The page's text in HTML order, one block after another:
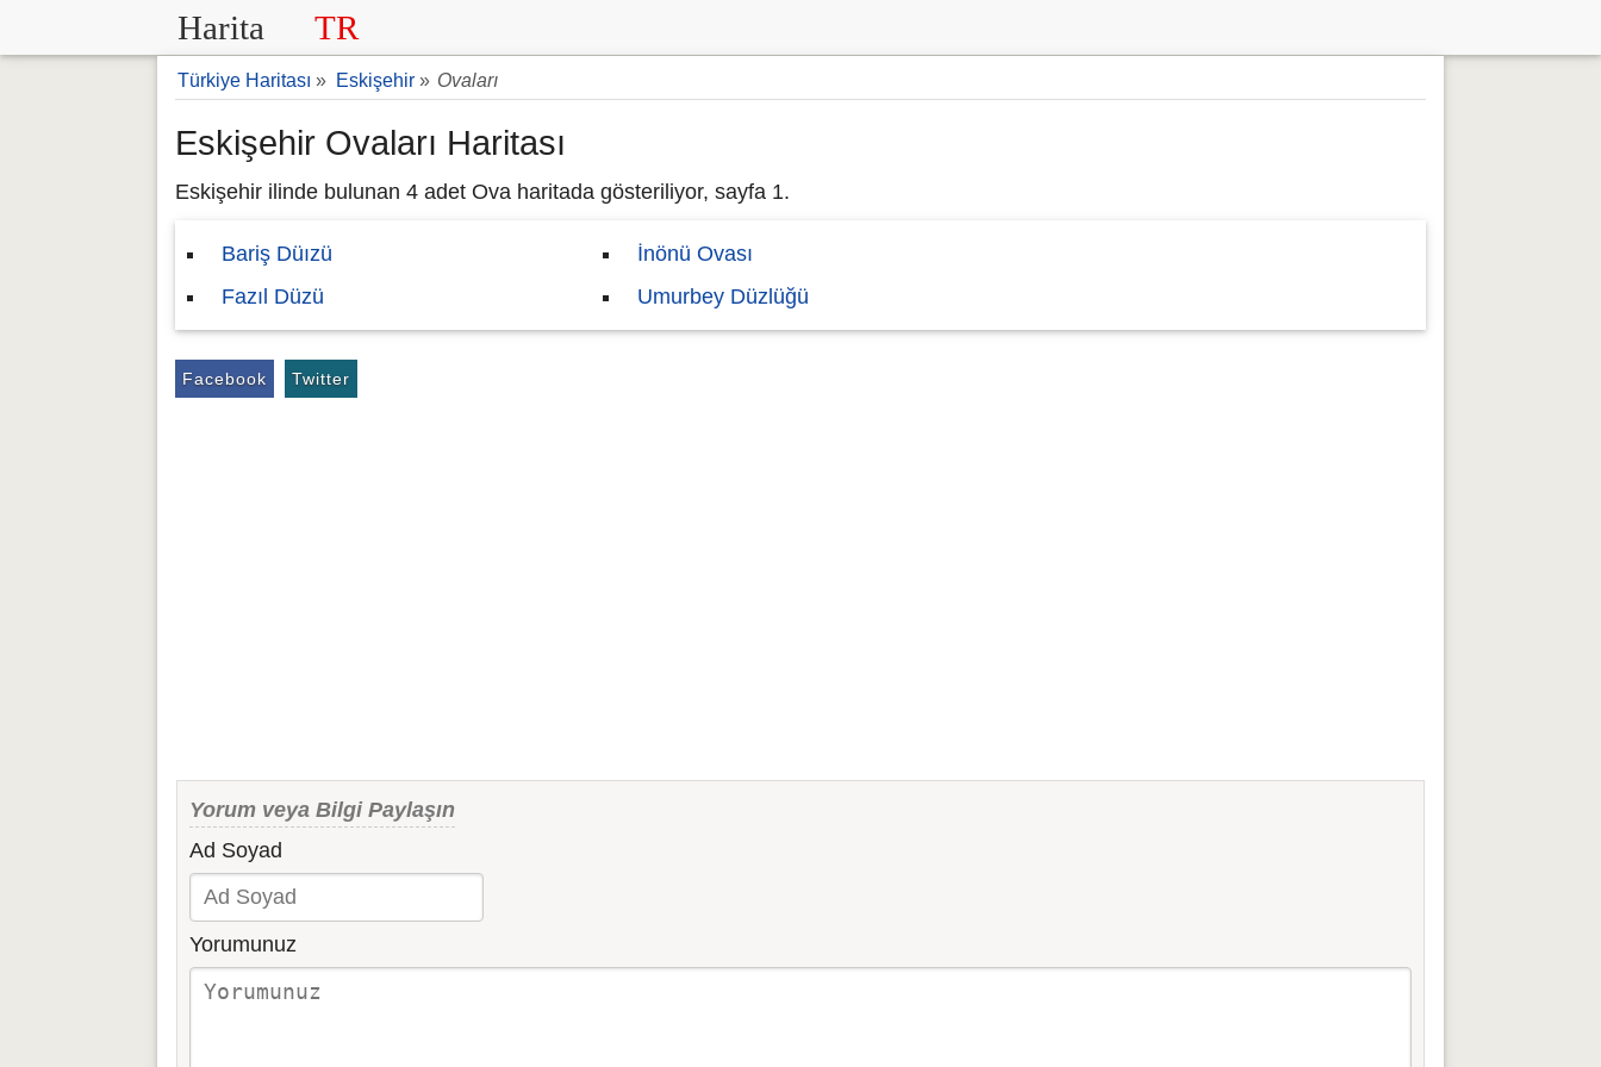
Harita TR
Türkiye Haritası » Eskişehir » Ovaları
Eskişehir Ovaları Haritası
Eskişehir ilinde bulunan 4 adet Ova haritada gösteriliyor, sayfa 1.
Bariş Düızü
Fazıl Düzü
İnönü Ovası
Umurbey Düzlüğü
Facebook Twitter
Yorum veya Bilgi Paylaşın
Ad Soyad
Yorumunuz